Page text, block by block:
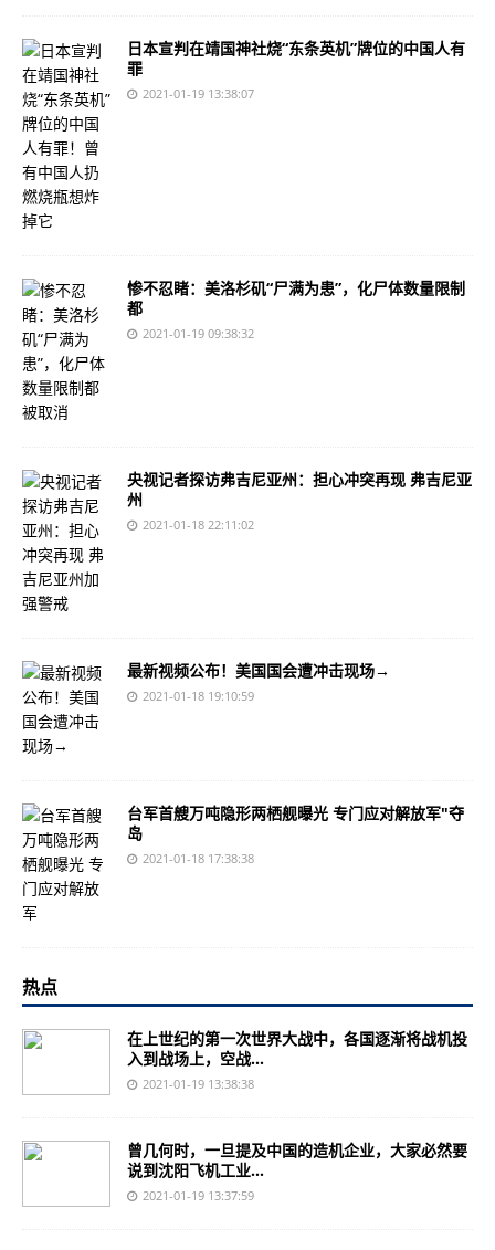
日本宣判在靖国神社烧“东条英机”牌位的中国人有
罪
2021-01-19 13:38:07
惨不忍睹：美洛杉矶“尸满为患”，化尸体数量限制
都
2021-01-19 09:38:32
央视记者探访弗吉尼亚州：担心冲突再现 弗吉尼亚
州
2021-01-18 22:11:02
最新视频公布！美国国会遭冲击现场→
2021-01-18 19:10:59
台军首艘万吨隐形两栖舰曝光 专门应对解放军"夺
岛
2021-01-18 17:38:38
热点
在上世纪的第一次世界大战中，各国逐渐将战机投
入到战场上，空战...
2021-01-19 13:38:38
曾几何时，一旦提及中国的造机企业，大家必然要
说到沈阳飞机工业...
2021-01-19 13:37:59